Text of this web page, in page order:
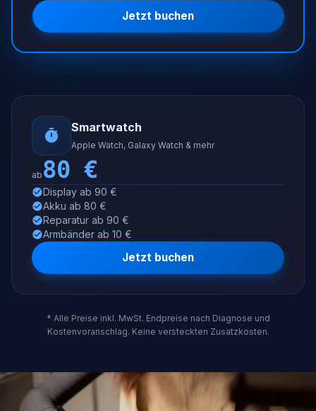
Jetzt buchen
Smartwatch
Apple Watch, Galaxy Watch & mehr
ab 80 €
Display ab 90 €
Akku ab 80 €
Reparatur ab 90 €
Armbänder ab 10 €
Jetzt buchen
* Alle Preise inkl. MwSt. Endpreise nach Diagnose und
Kostenvoranschlag. Keine versteckten Zusatzkosten.